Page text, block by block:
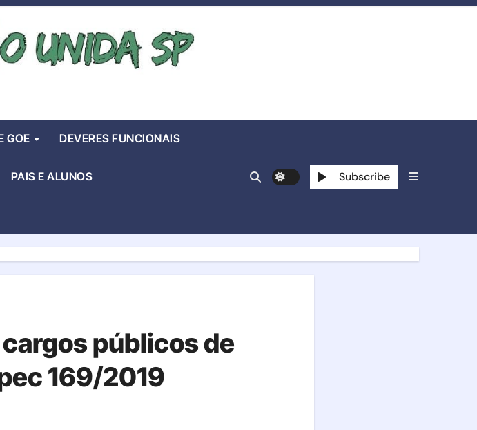
GOE DEVERES FUNCIONAIS
PAIS E ALUNOS Subscribe
públicos de
169/2019